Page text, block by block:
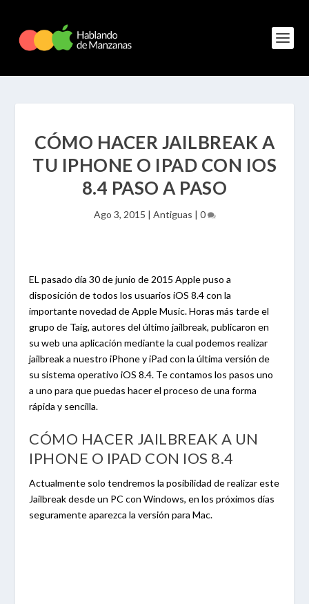
CÓMO HACER JAILBREAK A
TU IPHONE O IPAD CON IOS
8.4 PASO A PASO
Ago 3, 2015 | Antiguas | 0
EL pasado día 30 de junio de 2015 Apple puso a
disposición de todos los usuarios iOS 8.4 con la
importante novedad de Apple Music. Horas más tarde el
grupo de Taig, autores del último jailbreak, publicaron en
su web una aplicación mediante la cual podemos realizar
jailbreak a nuestro iPhone y iPad con la última versión de
su sistema operativo iOS 8.4. Te contamos los pasos uno
a uno para que puedas hacer el proceso de una forma
rápida y sencilla.
CÓMO HACER JAILBREAK A UN
IPHONE O IPAD CON IOS 8.4
Actualmente solo tendremos la posibilidad de realizar este
Jailbreak desde un PC con Windows, en los próximos días
seguramente aparezca la versión para Mac.